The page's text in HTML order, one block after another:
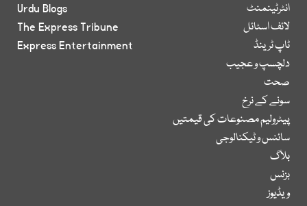
انٹرٹینمنٹ
لائف اسٹائل
ٹاپ ٹرینڈ
دلچسپ و عجیب
صحت
سونے کے نرخ
پیٹرولیم مصنوعات کی قیمتیں
سائنس و ٹیکنالوجی
بلاگ
بزنس
ویڈیوز
Urdu Blogs
The Express Tribune
Express Entertainment